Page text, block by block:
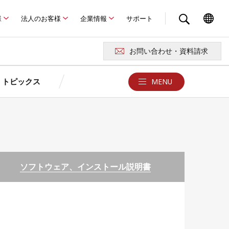
法人のお客様 企業情報 サポート
お問い合わせ・資料請求
卒FITを迎えるお客さまへ
あまった電気どうしよう？
トピックス MENU
よくある質問Q&A
ソフトウェア、インストール説明書